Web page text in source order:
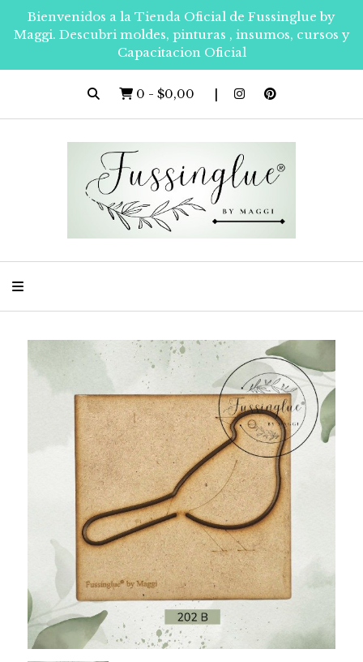
Bienvenidos a la Tienda Oficial de Fussinglue by
Maggi. Descubri moldes, pinturas , insumos, cursos y
Capacitacion Oficial
0 - $0,00